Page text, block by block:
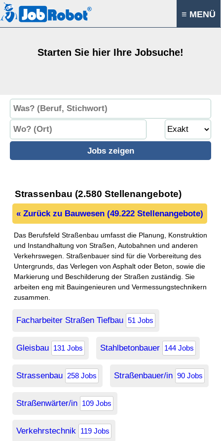
≡ MENÜ
Starten Sie hier Ihre Jobsuche!
Strassenbau (2.580 Stellenangebote)
« Zurück zu Bauwesen (49.222 Stellenangebote)
Das Berufsfeld Straßenbau umfasst die Planung, Konstruktion
und Instandhaltung von Straßen, Autobahnen und anderen
Verkehrswegen. Straßenbauer sind für die Vorbereitung des
Untergrunds, das Verlegen von Asphalt oder Beton, sowie die
Markierung und Beschilderung der Straßen zuständig. Sie
arbeiten eng mit Bauingenieuren und Vermessungstechnikern
zusammen.
Facharbeiter Straßen Tiefbau 51 Jobs
Gleisbau 131 Jobs Stahlbetonbauer 144 Jobs
Strassenbau 258 Jobs Straßenbauer/in 90 Jobs
Straßenwärter/in 109 Jobs
Verkehrstechnik 119 Jobs